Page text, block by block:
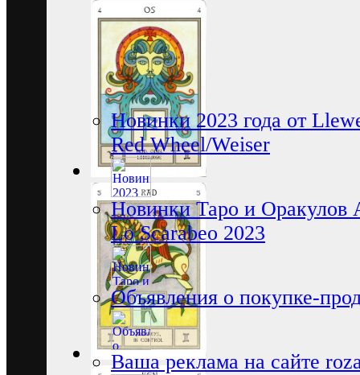
Новинки 2023 года от
Red Wheel/Weiser
Новинки Таро и
Lo Scarabeo 2023
Объявления о покупке-
Ваша реклама на сайте